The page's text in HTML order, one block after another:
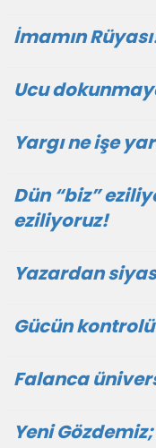
İmamın
Ucu
Yargı ne işe
Dün “biz”
eziliyoruz!
Yazardan
Gücün kontrolü
Falanca
Yeni